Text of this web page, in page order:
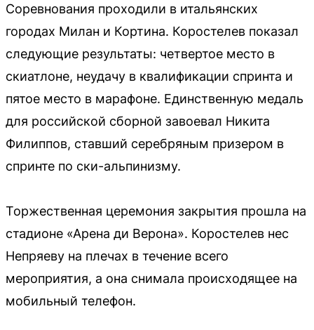
Соревнования проходили в итальянских
городах Милан и Кортина. Коростелев показал
следующие результаты: четвертое место в
скиатлоне, неудачу в квалификации спринта и
пятое место в марафоне. Единственную медаль
для российской сборной завоевал Никита
Филиппов, ставший серебряным призером в
спринте по ски-альпинизму.
Торжественная церемония закрытия прошла на
стадионе «Арена ди Верона». Коростелев нес
Непряеву на плечах в течение всего
мероприятия, а она снимала происходящее на
мобильный телефон.